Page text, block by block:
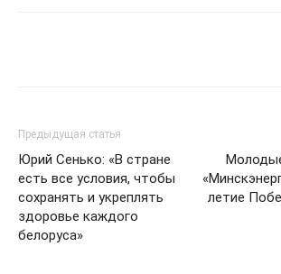
Предыдущая статья
Юрий Сенько: «В стране
есть все условия, чтобы
сохранять и укреплять
здоровье каждого
белоруса»
летие